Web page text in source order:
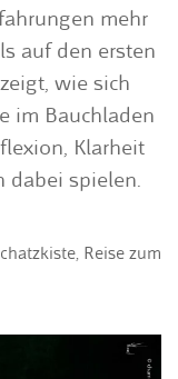
mehr
auf den ersten
wie sich
im Bauchladen
Klarheit
dabei spielen.
, Reise zum